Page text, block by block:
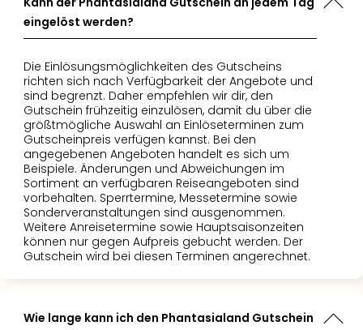
eingelöst werden?
Die Einlösungsmöglichkeiten des Gutscheins
richten sich nach Verfügbarkeit der Angebote und
sind begrenzt. Daher empfehlen wir dir, den
Gutschein frühzeitig einzulösen, damit du über die
größtmögliche Auswahl an Einlöseterminen zum
Gutscheinpreis verfügen kannst. Bei den
angegebenen Angeboten handelt es sich um
Beispiele. Änderungen und Abweichungen im
Sortiment an verfügbaren Reiseangeboten sind
vorbehalten. Sperrtermine, Messetermine sowie
Sonderveranstaltungen sind ausgenommen.
Weitere Anreisetermine sowie Hauptsaisonzeiten
können nur gegen Aufpreis gebucht werden. Der
Gutschein wird bei diesen Terminen angerechnet.
Wie lange kann ich den Phantasialand Gutschein